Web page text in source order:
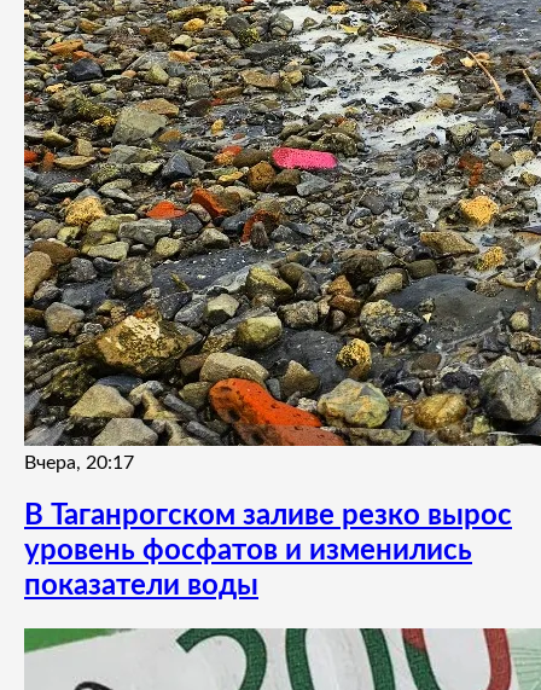
Вчера, 20:17
В Таганрогском заливе резко вырос
уровень фосфатов и изменились
показатели воды